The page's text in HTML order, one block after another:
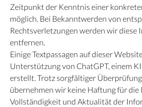
Zeitpunkt der Kenntnis einer
möglich. Bei Bekanntwerden von
Rechtsverletzungen werden wir diese
entfernen.
Einige Textpassagen auf dieser
Unterstützung von ChatGPT, einem
erstellt. Trotz sorgfältiger
übernehmen wir keine Haftung für die
Vollständigkeit und Aktualität der